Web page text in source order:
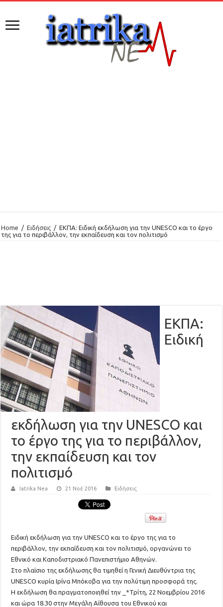
Home / Ειδήσεις / ΕΚΠΑ: Ειδική εκδήλωση για την UNESCO και το έργο
της για το περιβάλλον, την εκπαίδευση και τον πολιτισμό
ΕΚΠΑ:
Ειδική
εκδήλωση για την UNESCO και
το έργο της για το περιβάλλον,
την εκπαίδευση και τον
πολιτισμό
Iatrika Nea 21 Νοέ 2016 Ειδήσεις
Ειδική εκδήλωση για την UNESCO και το έργο της για το
περιβάλλον, την εκπαίδευση και τον πολιτισμό, οργανώνει το
Εθνικό και Καποδιστριακό Πανεπιστήμιο Αθηνών.
Στο πλαίσιο της εκδήλωσης θα τιμηθεί η Γενική Διευθύντρια της
UNESCO κυρία Ιρίνα Μπόκοβα για την πολύτιμη προσφορά της.
Η εκδήλωση θα πραγματοποιηθεί την _*Τρίτη, 22 Νοεμβρίου 2016
και ώρα 18.30 στην Μεγάλη Αίθουσα του Εθνικού και